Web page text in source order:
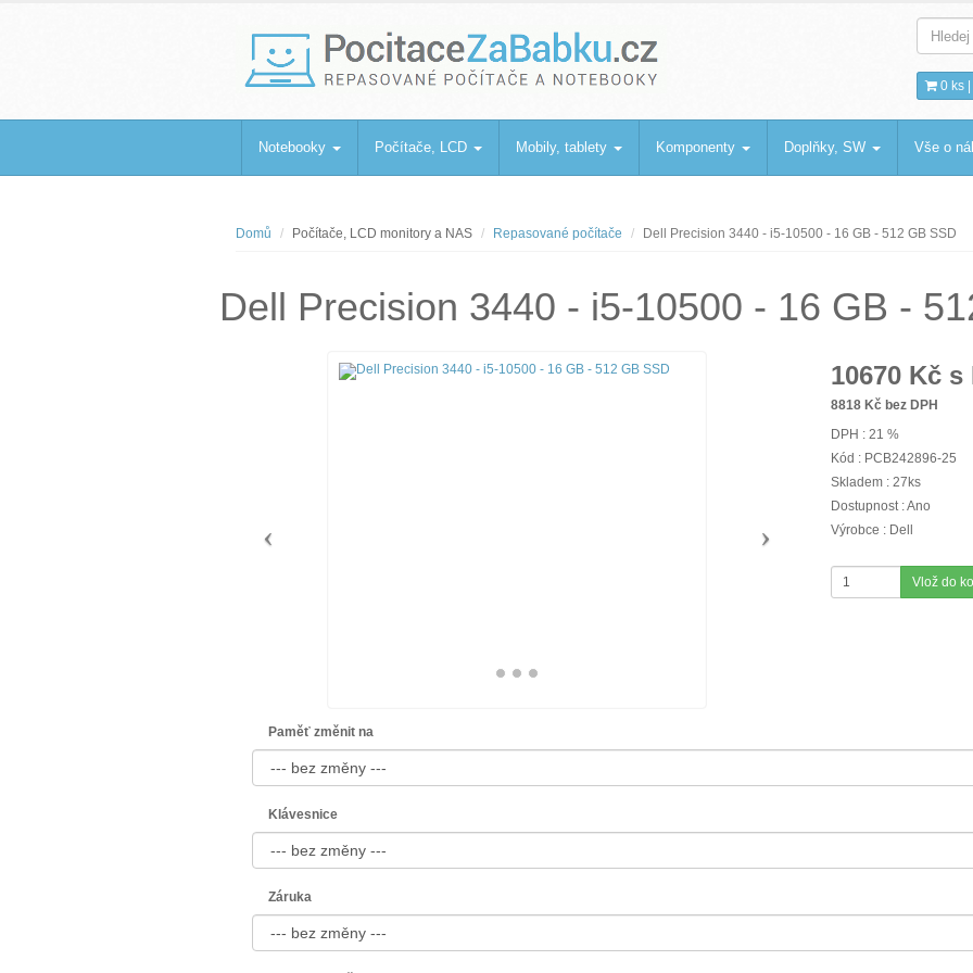
PocitaceZaBabku.cz
Repasované počítače a notebooky 0 ks |
Notebooky Počítače, LCD Mobily, tablety Komponenty Doplňky, SW Vše o
Domů Počítače, LCD monitory a NAS Repasované počítače Dell Precision 3440 - i5-10500 - 16 GB - 512 GB SSD
Dell Precision 3440 - i5-10500 - 16 GB -
10670 Kč s
8818 Kč bez DPH
DPH : 21 %
Kód : PCB242896-25
Skladem : 27ks
Dostupnost : Ano
Výrobce : Dell
Vlož do
Paměť změnit na
Klávesnice
Záruka